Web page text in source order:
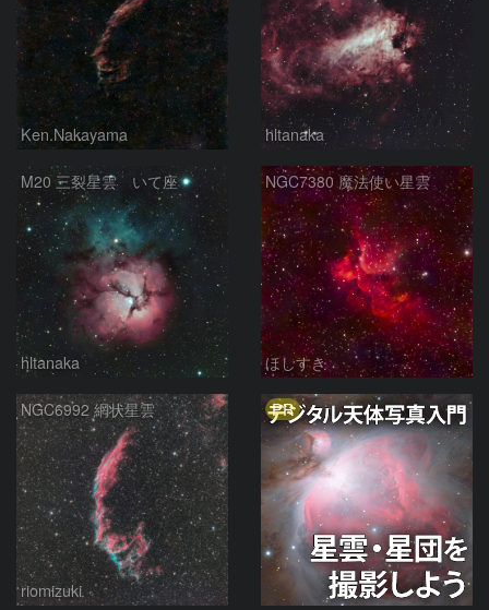
Ken.Nakayama hltanaka
M20 三裂星雲 いて座
hltanaka
NGC7380 魔法使い星雲
ほしすき
NGC6992 網状星雲
riomizuki
PR